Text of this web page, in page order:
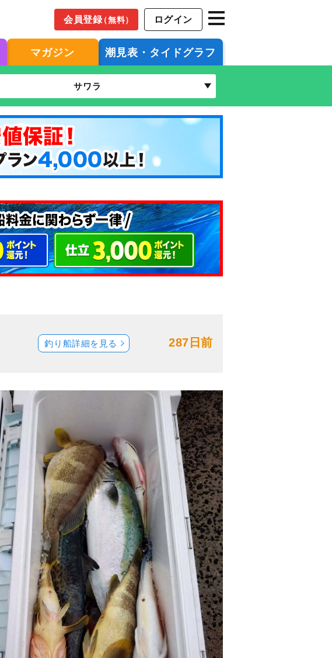
会員登録（無料） ログイン
マガジン 潮見表・タイドグラフ
サワラ
287日前
釣り船詳細を見る